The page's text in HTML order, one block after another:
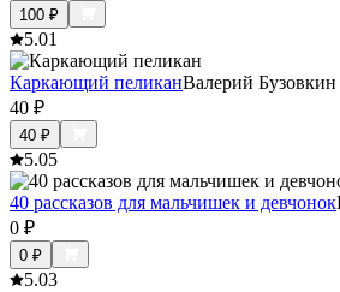
100 ₽
5.01
Каркающий пеликанВалерий Бузовкин
40 ₽
40 ₽
5.05
40 рассказов для мальчишек и девчонок
0 ₽
0 ₽
5.03